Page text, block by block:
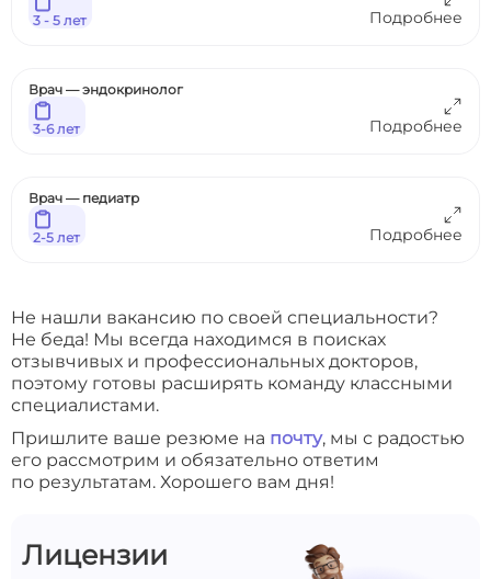
Подробнее
3 - 5 лет
Врач — эндокринолог
Подробнее
3-6 лет
Врач — педиатр
Подробнее
2-5 лет
Не нашли вакансию по своей специальности?
Не беда! Мы всегда находимся в поисках
отзывчивых и профессиональных докторов,
поэтому готовы расширять команду классными
специалистами.
Пришлите ваше резюме на почту, мы с радостью
его рассмотрим и обязательно ответим
по результатам. Хорошего вам дня!
Лицензии